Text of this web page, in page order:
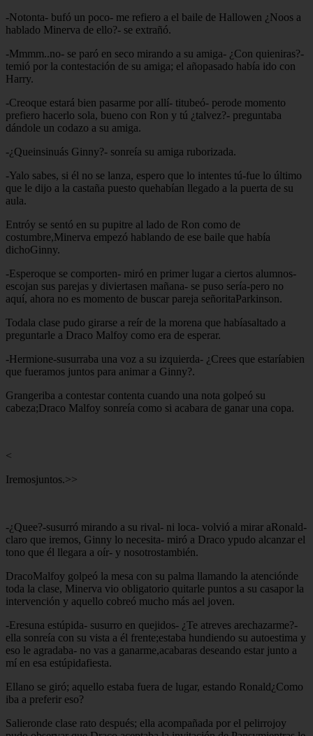
-Notonta- bufó un poco- me refiero a el baile de Hallowen ¿Noos a
hablado Minerva de ello?- se extrañó.
-Mmmm..no- se paró en seco mirando a su amiga- ¿Con quieniras?-
temió por la contestación de su amiga; el añopasado había ido con
Harry.
-Creoque estará bien pasarme por allí- titubeó- perode momento
prefiero hacerlo sola, bueno con Ron y tú ¿talvez?- preguntaba
dándole un codazo a su amiga.
-¿Queinsinuás Ginny?- sonreía su amiga ruborizada.
-Yalo sabes, si él no se lanza, espero que lo intentes tú-fue lo último
que le dijo a la castaña puesto quehabían llegado a la puerta de su
aula.
Entróy se sentó en su pupitre al lado de Ron como de
costumbre,Minerva empezó hablando de ese baile que había
dichoGinny.
-Esperoque se comporten- miró en primer lugar a ciertos alumnos-
escojan sus parejas y diviertasen mañana- se puso sería-pero no
aquí, ahora no es momento de buscar pareja señoritaParkinson.
Todala clase pudo girarse a reír de la morena que habíasaltado a
preguntarle a Draco Malfoy como era de esperar.
-Hermione-susurraba una voz a su izquierda- ¿Crees que estaríabien
que fueramos juntos para animar a Ginny?.
Grangeriba a contestar contenta cuando una nota golpeó su
cabeza;Draco Malfoy sonreía como si acabara de ganar una copa.
<
Iremosjuntos.>>
-¿Quee?-susurró mirando a su rival- ni loca- volvió a mirar aRonald-
claro que iremos, Ginny lo necesita- miró a Draco ypudo alcanzar el
tono que él llegara a oír- y nosotrostambién.
DracoMalfoy golpeó la mesa con su palma llamando la atenciónde
toda la clase, Minerva vio obligatorio quitarle puntos a su casapor la
intervención y aquello cobreó mucho más ael joven.
-Eresuna estúpida- susurro en quejidos- ¿Te atreves arechazarme?-
ella sonreía con su vista a él frente;estaba hundiendo su autoestima y
eso le agradaba- no vas a ganarme,acabaras deseando estar junto a
mí en esa estúpidafiesta.
Ellano se giró; aquello estaba fuera de lugar, estando Ronald¿Como
iba a preferir eso?
Salieronde clase rato después; ella acompañada por el pelirrojoy